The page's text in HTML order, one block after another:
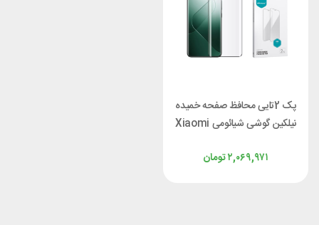
پک 2تایی محافظ صفحه خمیده
نیلکین گوشی شیائومی Xiaomi
Filmتومان۲,۰۶۹,۹۷۱